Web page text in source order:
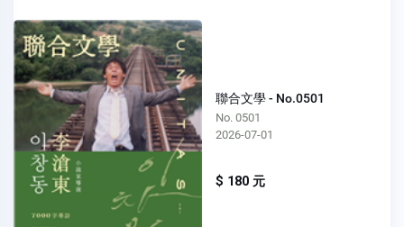
聯合文學 - No.0501
No. 0501
2026-07-01
$ 180 元